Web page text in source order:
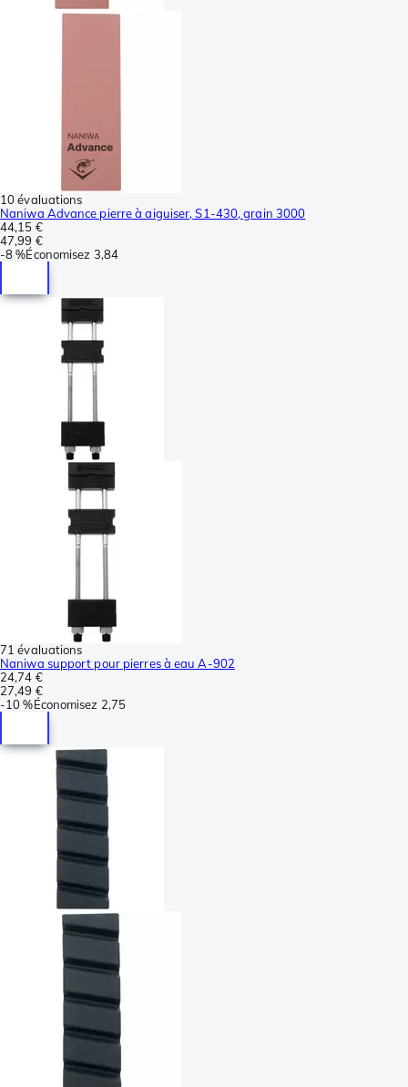
10 évaluations
Naniwa Advance pierre à aiguiser, S1-430, grain 3000
44,15 €
47,99 €
-8 %Économisez 3,84
71 évaluations
Naniwa support pour pierres à eau A-902
24,74 €
27,49 €
-10 %Économisez 2,75